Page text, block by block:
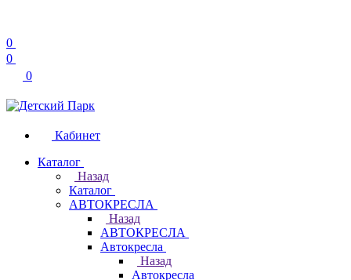
0
0
0
Кабинет
Каталог
Назад
Каталог
АВТОКРЕСЛА
Назад
АВТОКРЕСЛА
Автокресла
Назад
Автокресла